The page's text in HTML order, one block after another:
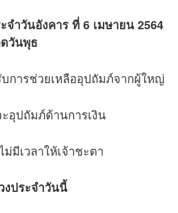
จำวันอังคาร ที่ 6 เมษายน 2564
วันพุธ
บการช่วยเหลืออุปถัมภ์จากผู้ใหญ่
อุปถัมภ์ด้านการเงิน
มีเวลาให้เจ้าชะตา
งประจำวันนี้